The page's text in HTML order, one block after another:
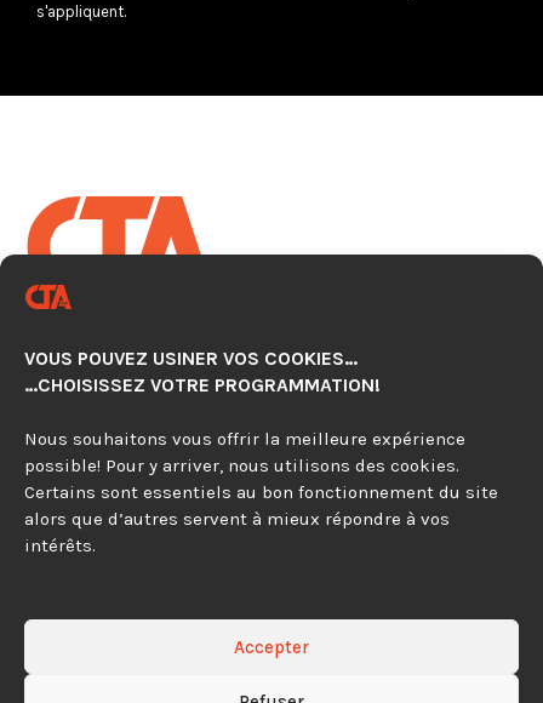
VOUS POUVEZ USINER VOS COOKIES…
…CHOISISSEZ VOTRE PROGRAMMATION!
Nous souhaitons vous offrir la meilleure expérience
possible! Pour y arriver, nous utilisons des cookies.
Certains sont essentiels au bon fonctionnement du site
alors que d’autres servent à mieux répondre à vos
intérêts.
Accepter
s'appliquent.
AUTOMATISATION CNC
920, avenue Simard, Suite 103
450 279-0315
844 297-4479
Contactez-nous